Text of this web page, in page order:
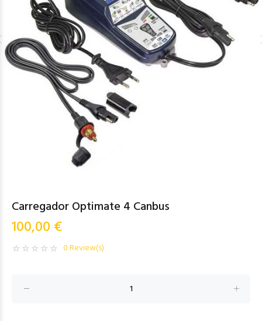
Carregador Optimate 4 Canbus
100,00 €
0 Review(s)